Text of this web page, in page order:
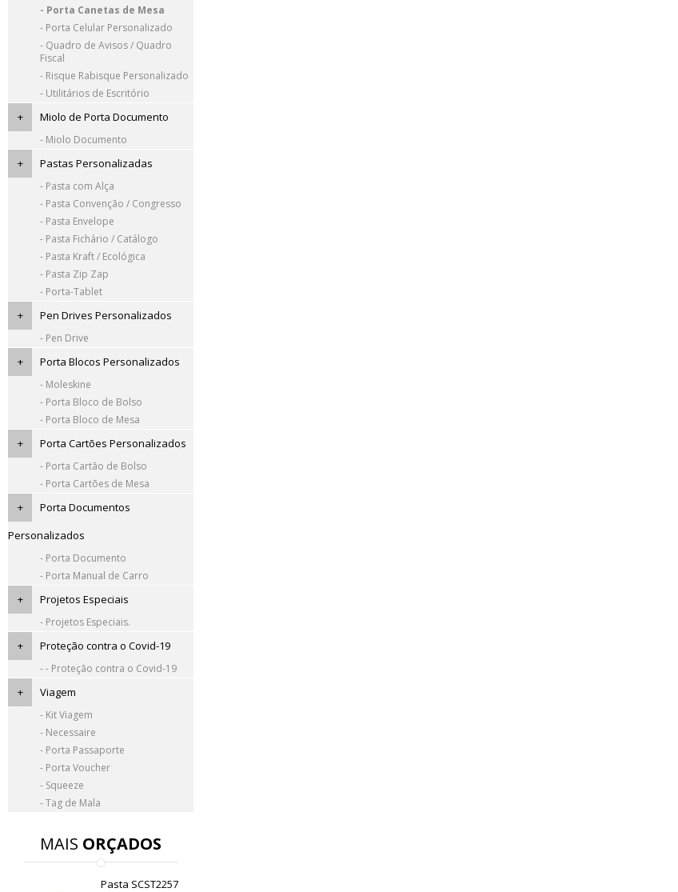
- Porta Canetas de Mesa
- Porta Celular Personalizado
- Quadro de Avisos / Quadro
Fiscal
- Risque Rabisque Personalizado
- Utilitários de Escritório
+ Miolo de Porta Documento
- Miolo Documento
+ Pastas Personalizadas
- Pasta com Alça
- Pasta Convenção / Congresso
- Pasta Envelope
- Pasta Fichário / Catálogo
- Pasta Kraft / Ecológica
- Pasta Zip Zap
- Porta-Tablet
+ Pen Drives Personalizados
- Pen Drive
+ Porta Blocos Personalizados
- Moleskine
- Porta Bloco de Bolso
- Porta Bloco de Mesa
+ Porta Cartões Personalizados
- Porta Cartão de Bolso
- Porta Cartões de Mesa
+
Porta Documentos
Personalizados
- Porta Documento
- Porta Manual de Carro
+ Projetos Especiais
- Projetos Especiais.
+ Proteção contra o Covid-19
- - Proteção contra o Covid-19
+ Viagem
- Kit Viagem
- Necessaire
- Porta Passaporte
- Porta Voucher
- Squeeze
- Tag de Mala
MAIS ORÇADOS
Pasta SCST2257